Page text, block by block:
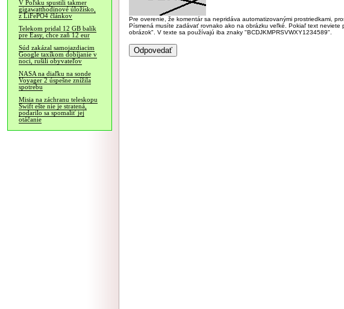
V Poľsku spustili takmer
gigawatthodinové úložisko,
z LiFePO4 článkov
Telekom pridal 12 GB balík
pre Easy, chce zaň 12 eur
Súd zakázal samojazdiacim
Google taxíkom dobíjanie v
noci, rušili obyvateľov
NASA na diaľku na sonde
Voyager 2 úspešne znížila
spotrebu
Misia na záchranu teleskopu
Swift ešte nie je stratená,
podarilo sa spomaliť jej
otáčanie
Pre overenie, že komentár sa nepridáva automatizovanými prostriedkami,
Písmená musíte zadávať rovnako ako na obrázku veľké. Pokiaľ text neviete
obrázok". V texte sa používajú iba znaky "BCDJKMPRSVWXY1234589".